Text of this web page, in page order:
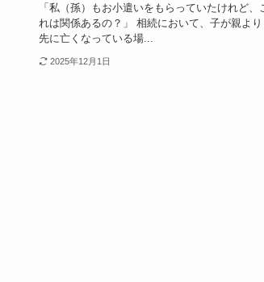
「私（孫）もお小遣いをもらっていたけれど、
れは関係あるの？」 相続において、子が親より
先に亡くなっている場...
2025年12月1日